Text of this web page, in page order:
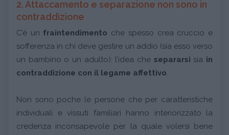
2. Attaccamento e separazione non sono in
contraddizione
C’è un fraintendimento che spesso crea cruccio e
sofferenza in chi deve gestire un addio (sia esso verso
un bambino o un adulto): l’idea che separarsi sia in
contraddizione con il legame affettivo.
Non sono poche le persone che per caratteristiche
individuali e vissuti familiari hanno interiorizzato la
credenza inconsapevole per la quale volersi bene